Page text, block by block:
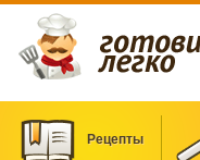
Рецепты